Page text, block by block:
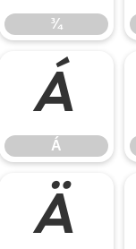
¾
Á
Á
Ä